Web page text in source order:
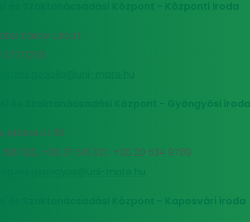
Károly utca 1.
0206
és Szaktanácsadási Központ - Gyöngyösi iroda
Mátrai út 36.
326, +36 37 518 327, +36 20 534 9789